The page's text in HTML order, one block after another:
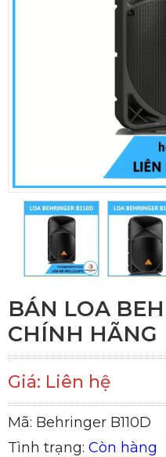
BÁN LOA
CHÍNH HÃNG
Giá: Liên hệ
Mã: Behringer B110D
Tình trạng: Còn hàng